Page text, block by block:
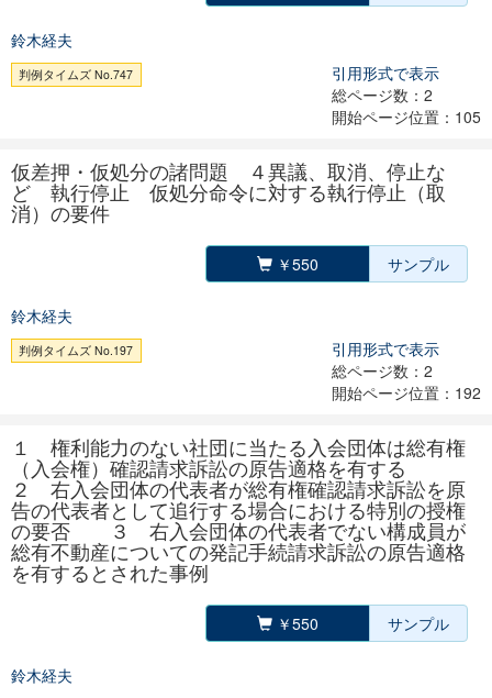
鈴木経夫
判例タイムズ No.747
引用形式で表示
総ページ数：2
開始ページ位置：105
仮差押・仮処分の諸問題 ４異議、取消、停止な
ど 執行停止 仮処分命令に対する執行停止（取
消）の要件
￥550 サンプル
鈴木経夫
判例タイムズ No.197
引用形式で表示
総ページ数：2
開始ページ位置：192
１ 権利能力のない社団に当たる入会団体は総有権
（入会権）確認請求訴訟の原告適格を有する
２ 右入会団体の代表者が総有権確認請求訴訟を原
告の代表者として追行する場合における特別の授権
の要否 ３ 右入会団体の代表者でない構成員が
総有不動産についての発記手続請求訴訟の原告適格
を有するとされた事例
￥550 サンプル
鈴木経夫